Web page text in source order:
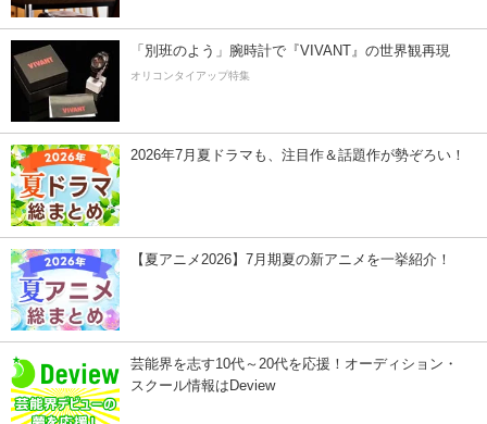
「別班のよう」腕時計で『VIVANT』の世界観再現
オリコンタイアップ特集
2026年7月夏ドラマも、注目作＆話題作が勢ぞろい！
【夏アニメ2026】7月期夏の新アニメを一挙紹介！
芸能界を志す10代～20代を応援！オーディション・
スクール情報はDeview